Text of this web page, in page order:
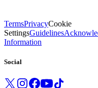
TermsPrivacyCookie
SettingsGuidelines
Information
Social